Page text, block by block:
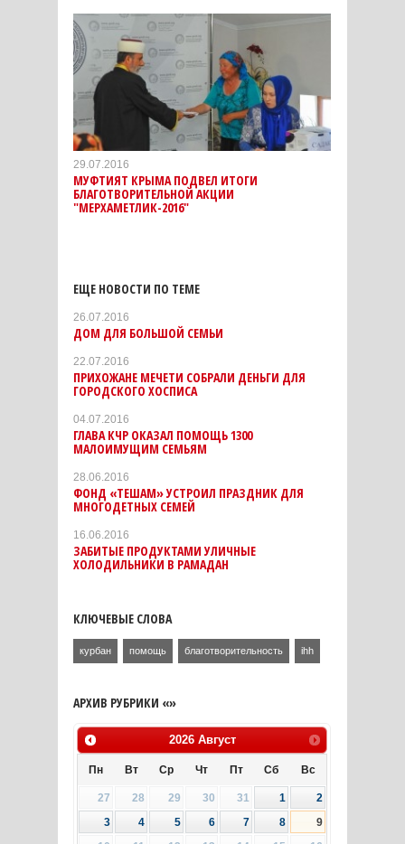
29.07.2016
МУФТИЯТ КРЫМА ПОДВЕЛ ИТОГИ
БЛАГОТВОРИТЕЛЬНОЙ АКЦИИ
"МЕРХАМЕТЛИК-2016"
ЕЩЕ НОВОСТИ ПО ТЕМЕ
26.07.2016
ДОМ ДЛЯ БОЛЬШОЙ СЕМЬИ
22.07.2016
ПРИХОЖАНЕ МЕЧЕТИ СОБРАЛИ ДЕНЬГИ ДЛЯ
ГОРОДСКОГО ХОСПИСА
04.07.2016
ГЛАВА КЧР ОКАЗАЛ ПОМОЩЬ 1300
МАЛОИМУЩИМ СЕМЬЯМ
28.06.2016
ФОНД «ТЕШАМ» УСТРОИЛ ПРАЗДНИК ДЛЯ
МНОГОДЕТНЫХ СЕМЕЙ
16.06.2016
ЗАБИТЫЕ ПРОДУКТАМИ УЛИЧНЫЕ
ХОЛОДИЛЬНИКИ В РАМАДАН
КЛЮЧЕВЫЕ СЛОВА
курбан помощь благотворительность ihh
АРХИВ РУБРИКИ «»
2026 Август
Пн Вт Ср Чт Пт Сб Вс
27 28 29 30 31 1
2
3
4 5 6 7 8
9